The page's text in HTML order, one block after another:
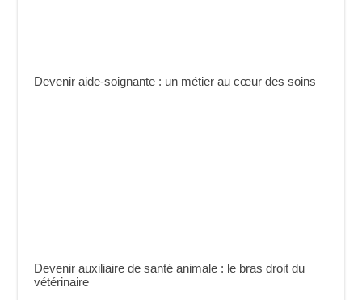
Devenir aide-soignante : un métier au cœur des soins
Devenir auxiliaire de santé animale : le bras droit du
vétérinaire